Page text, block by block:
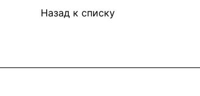
Назад к списку